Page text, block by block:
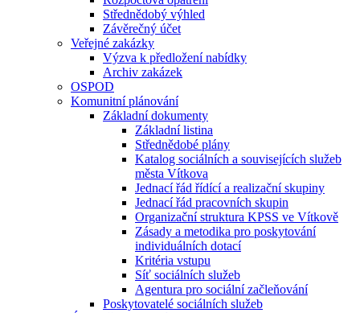
Střednědobý výhled
Závěrečný účet
Veřejné zakázky
Výzva k předložení nabídky
Archiv zakázek
OSPOD
Komunitní plánování
Základní dokumenty
Základní listina
Střednědobé plány
Katalog sociálních a souvisejících služeb
města Vítkova
Jednací řád řídící a realizační skupiny
Jednací řád pracovních skupin
Organizační struktura KPSS ve Vítkově
Zásady a metodika pro poskytování
individuálních dotací
Kritéria vstupu
Síť sociálních služeb
Agentura pro sociální začleňování
Poskytovatelé sociálních služeb